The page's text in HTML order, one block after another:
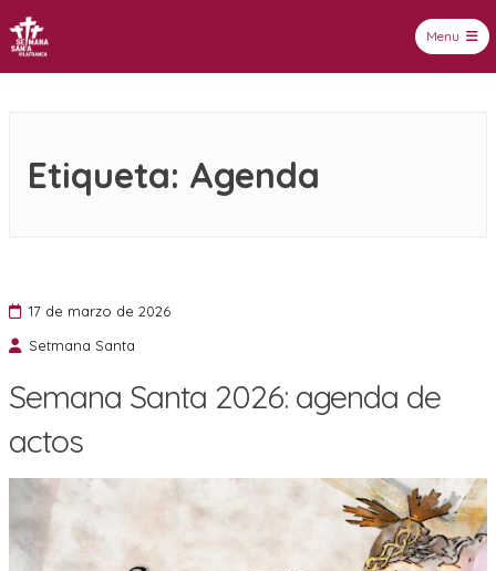
Setmana Santa Vilafranca
Menu
Etiqueta: Agenda
17 de marzo de 2026
Setmana Santa
Semana Santa 2026: agenda de
actos